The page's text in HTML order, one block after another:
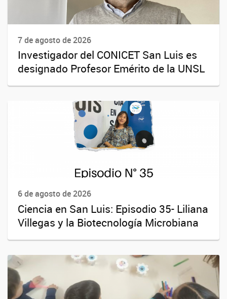
7 de agosto de 2026
Investigador del CONICET San Luis es
designado Profesor Emérito de la UNSL
6 de agosto de 2026
Ciencia en San Luis: Episodio 35- Liliana
Villegas y la Biotecnología Microbiana